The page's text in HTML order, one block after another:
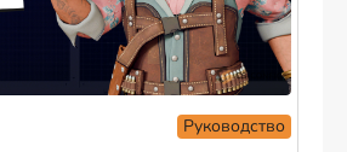
Руководство